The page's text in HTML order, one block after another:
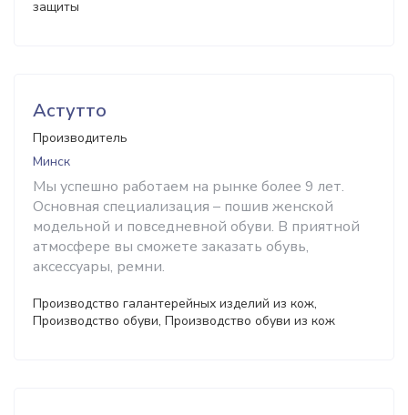
защиты
Астутто
Производитель
Минск
Мы успешно работаем на рынке более 9 лет.
Основная специализация – пошив женской
модельной и повседневной обуви. В приятной
атмосфере вы сможете заказать обувь,
аксессуары, ремни.
Производство галантерейных изделий из кож,
Производство обуви, Производство обуви из кож